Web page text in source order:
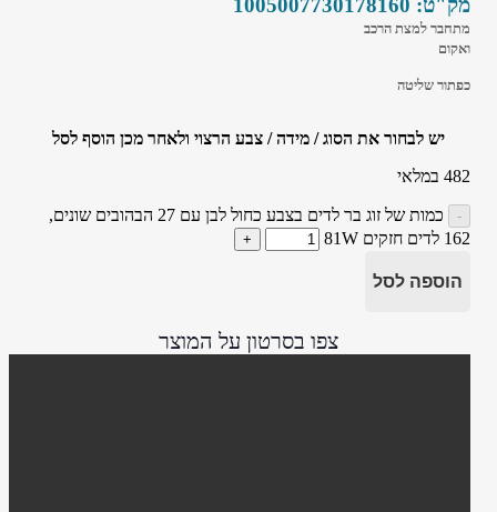
מתחבר למצת הרכב
ואקום
כפתור שליטה
יש לבחור את הסוג / מידה / צבע הרצוי ולאחר מכן הוסף לסל
482 במלאי
כמות של זוג בר לדים בצבע כחול לבן עם 27 הבהובים שונים,
162 לדים חזקים 81W
הוספה לסל
צפו בסרטון על המוצר